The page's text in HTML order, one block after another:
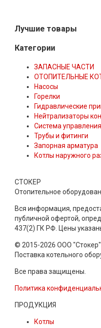
Лучшие товары
Категории
ЗАПАСНЫЕ ЧАСТИ
ОТОПИТЕЛЬНЫЕ
Насосы
Горелки
Гидравлические
Нейтрализаторы
Система управления
Трубы и фитинги
Запорная арматура
Котлы наружного
СТОКЕР
Отопительное
Вся информация,
публичной офертой,
437(2) ГК РФ. Цены
© 2015-2026 ООО "Стокер"
Поставка котельного
Все права защищены.
Политика
ПРОДУКЦИЯ
Котлы